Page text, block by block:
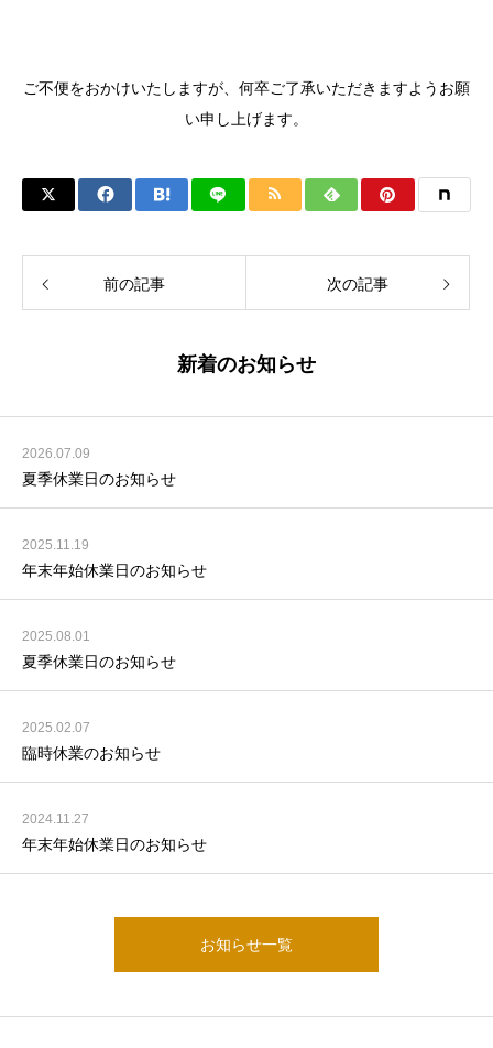
ご不便をおかけいたしますが、何卒ご了承いただきますようお願
い申し上げます。
前の記事 次の記事
新着のお知らせ
2026.07.09
夏季休業日のお知らせ
2025.11.19
年末年始休業日のお知らせ
2025.08.01
夏季休業日のお知らせ
2025.02.07
臨時休業のお知らせ
2024.11.27
年末年始休業日のお知らせ
お知らせ一覧